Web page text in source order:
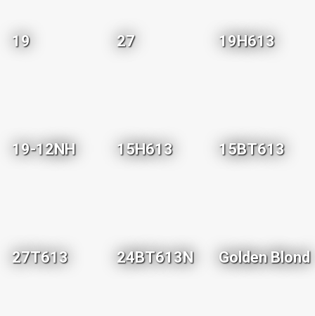
19 27 19H613
19-12NH 15H613 15BT613
27T613 24BT613N Golden Blond